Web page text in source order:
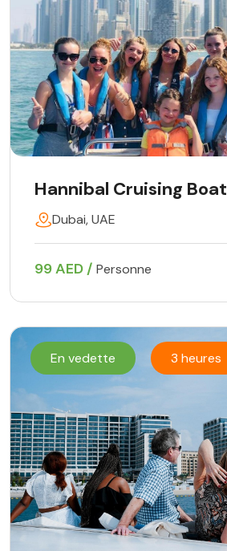
Hannibal Cruising Boat
Dubai, UAE
99 AED / Personne
En vedette 3 heures